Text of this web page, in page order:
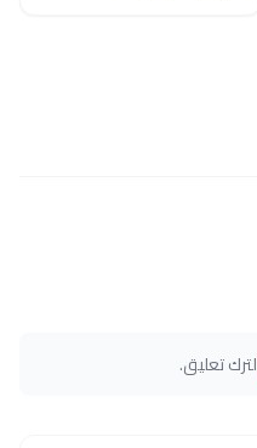
لترك تعليق.